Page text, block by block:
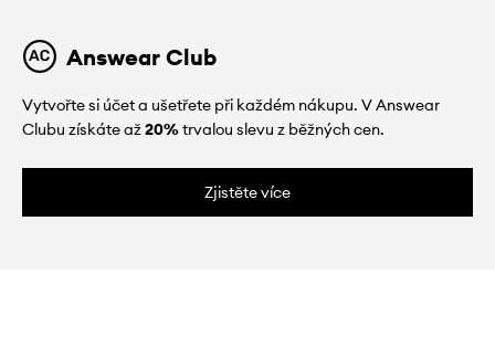
Answear Club
Vytvořte si účet a ušetřete při každém nákupu. V Answear
Clubu získáte až20%trvalou slevu z běžných cen.
Zjistěte více